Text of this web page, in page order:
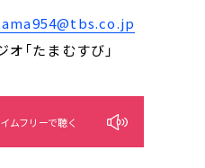
tama954@tbs.co.jp
「たまむすび」
ムフリーで聴く